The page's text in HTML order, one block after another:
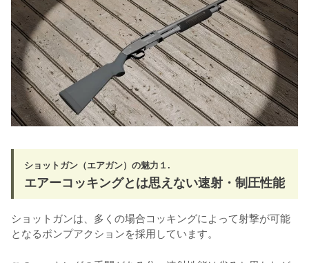
ショットガン（エアガン）の魅力１.
エアーコッキングとは思えない速射・制圧性能
ショットガンは、多くの場合コッキングによって射撃が可能
となるポンプアクションを採用しています。